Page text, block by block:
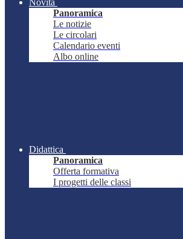
Novità
Panoramica
Le notizie
Le circolari
Calendario eventi
Albo online
Didattica
Panoramica
Offerta formativa
I progetti delle classi